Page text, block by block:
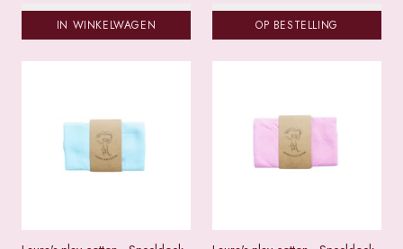
IN WINKELWAGEN OP BESTELLING